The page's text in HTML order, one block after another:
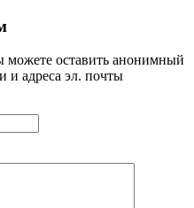
можете оставить анонимный
и адреса эл. почты